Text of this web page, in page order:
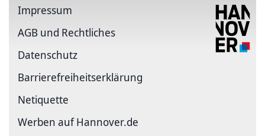
Impressum
AGB und Rechtliches
Datenschutz
Barriere­freiheits­erklärung
Netiquette
Werben auf Hannover.de